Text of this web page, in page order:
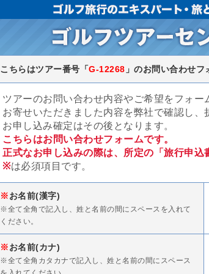
こちらはツアー番号「G-12268 」のお問い合わせフ
ツアーのお問い合わせ内容やご希望をフォー
お寄せいただきました内容を弊社で確認し、
お申し込み確定はその後となります。
こちらはお問い合わせフォームです。
正式なお申し込みの際は、所定の「旅行申
※は必須項目です。
※お名前(漢字)
※全て全角で記入し、姓と名前の間にスペースを入れて
ください。
※お名前(カナ)
※全て全角カタカナで記入し、姓と名前の間にスペース